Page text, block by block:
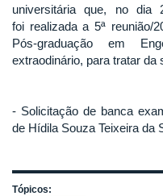
universitária que, no dia
foi realizada a 5ª reunião/
Pós-graduação em
extraodinário, para tratar da
- Solicitação de banca
de Hídila Souza Teixeira da
Tópicos: